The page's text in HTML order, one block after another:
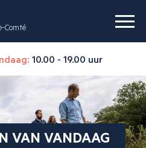
Comté
10.00 - 19.00 uur
VAN VANDAAG